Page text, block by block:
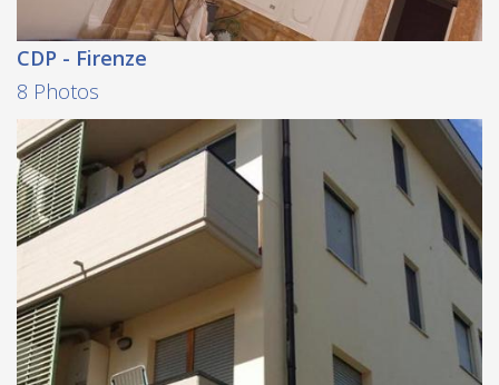
CDP - Firenze
8 Photos